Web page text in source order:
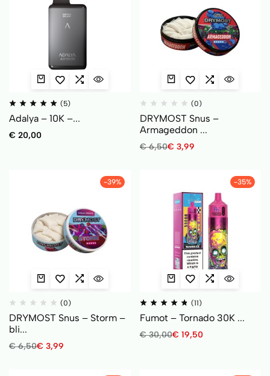
(5)
Adalya – 10K –...
€ 20,00
(0)
DRYMOST Snus –
Armageddon ...
€6,50€ 3,99
-39%
(0)
DRYMOST Snus – Storm –
bli...
€6,50€ 3,99
-35%
(11)
Fumot – Tornado 30K ...
€30,00€ 19,50